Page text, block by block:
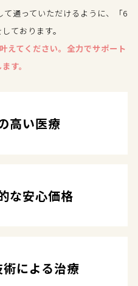
通っていただけるように、「6
ております。
えてください。全力でサポート
す。
高い医療
な安心価格
による治療